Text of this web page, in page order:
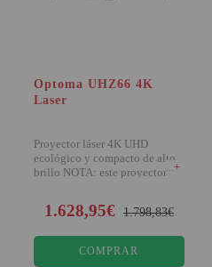
Optoma UHZ66 4K
Laser
Proyector láser 4K UHD
ecológico y compacto de alto
brillo NOTA: este proyector es+
1.628,95€ 1.798,83€
COMPRAR